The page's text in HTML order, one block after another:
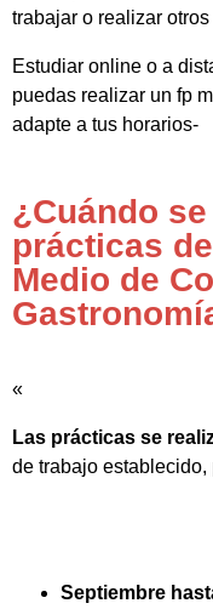
trabajar o realizar
Estudiar online o a
puedas realizar un fp
adapte a tus horarios-
¿Cuándo
prácticas
Medio de
«
Las prácticas se
de trabajo
Septiembre